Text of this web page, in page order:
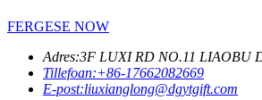
FERGESE NOW
Adres:3F LUXI RD NO.11 LIAOBU
Tillefoan:+86-17662082669
E-post:liuxianglong@dgytgift.com